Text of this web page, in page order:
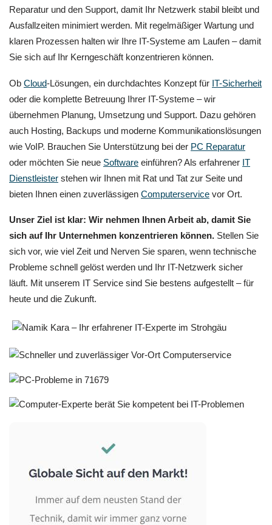
Reparatur und den Support, damit Ihr Netzwerk stabil bleibt und
Ausfallzeiten minimiert werden. Mit regelmäßiger Wartung und
klaren Prozessen halten wir Ihre IT-Systeme am Laufen – damit
Sie sich auf Ihr Kerngeschäft konzentrieren können.
Ob Cloud-Lösungen, ein durchdachtes Konzept für IT-Sicherheit
oder die komplette Betreuung Ihrer IT-Systeme – wir
übernehmen Planung, Umsetzung und Support. Dazu gehören
auch Hosting, Backups und moderne Kommunikationslösungen
wie VoIP. Brauchen Sie Unterstützung bei der PC Reparatur
oder möchten Sie neue Software einführen? Als erfahrener IT
Dienstleister stehen wir Ihnen mit Rat und Tat zur Seite und
bieten Ihnen einen zuverlässigen Computerservice vor Ort.
Unser Ziel ist klar: Wir nehmen Ihnen Arbeit ab, damit Sie
sich auf Ihr Unternehmen konzentrieren können. Stellen Sie
sich vor, wie viel Zeit und Nerven Sie sparen, wenn technische
Probleme schnell gelöst werden und Ihr IT-Netzwerk sicher
läuft. Mit unserem IT Service sind Sie bestens aufgestellt – für
heute und die Zukunft.